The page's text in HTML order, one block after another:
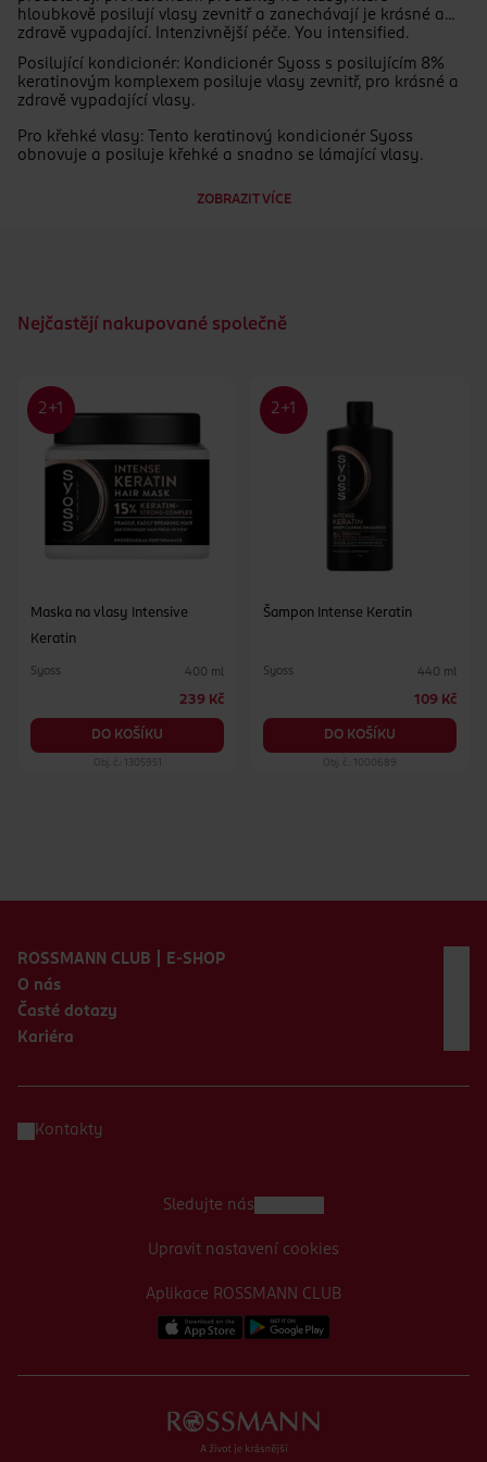
hloubkově posilují vlasy zevnitř a zanechávají je krásné a
zdravě vypadající. Intenzivnější péče. You intensified.
Posilující kondicionér: Kondicionér Syoss s posilujícím 8%
keratinovým komplexem posiluje vlasy zevnitř, pro krásné a
zdravě vypadající vlasy.
Pro křehké vlasy: Tento keratinový kondicionér Syoss
obnovuje a posiluje křehké a snadno se lámající vlasy.
Posilující keratinový komplex: Tento kondicionér Syoss
profesionální výkon.
ZOBRAZIT VÍCE
Nejčastějí nakupované společně
Maska na vlasy Intensive
Keratin
Syoss 400 ml
239 Kč
DO KOŠÍKU
Obj. č.: 1305951
Šampon Intense Keratin
Syoss 440 ml
109 Kč
DO KOŠÍKU
Obj. č.: 1000689
ROSSMANN CLUB | E-SHOP
O nás
Časté dotazy
Kariéra
Kontakty
Aplikace ROSSMANN CLUB
Sledujte nás
Upravit nastavení cookies